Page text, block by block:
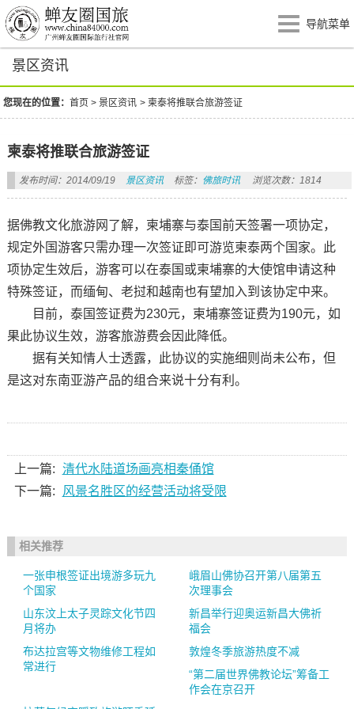
导航菜单
景区资讯
您现在的位置：首页 >景区资讯 >柬泰将推联合旅游签证
柬泰将推联合旅游签证
发布时间：2014/09/19 景区资讯 标签： 佛旅时讯 浏览次数：1814
据佛教文化旅游网了解，柬埔寨与泰国前天签署一项协定，
规定外国游客只需办理一次签证即可游览柬泰两个国家。此
项协定生效后，游客可以在泰国或柬埔寨的大使馆申请这种
特殊签证，而缅甸、老挝和越南也有望加入到该协定中来。
目前，泰国签证费为230元，柬埔寨签证费为190元，如
果此协议生效，游客旅游费会因此降低。
据有关知情人士透露，此协议的实施细则尚未公布，但
是这对东南亚游产品的组合来说十分有利。
上一篇: 清代水陆道场画亮相秦俑馆
下一篇:
风景名胜区的经营活动将受限
相关推荐
一张申根签证出境游多玩九
个国家
峨眉山佛协召开第八届第五
次理事会
山东汶上太子灵踪文化节四
月将办
新昌举行迎奥运新昌大佛祈
福会
布达拉宫等文物维修工程如
常进行
敦煌冬季旅游热度不减
“第二届世界佛教论坛”筹备工
作会在京召开